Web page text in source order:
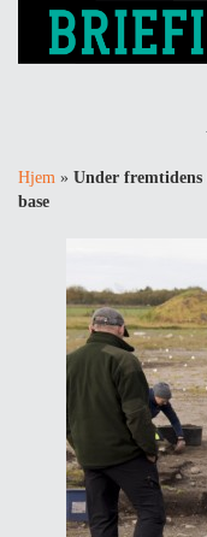
Hjem » Under fremtidens
base